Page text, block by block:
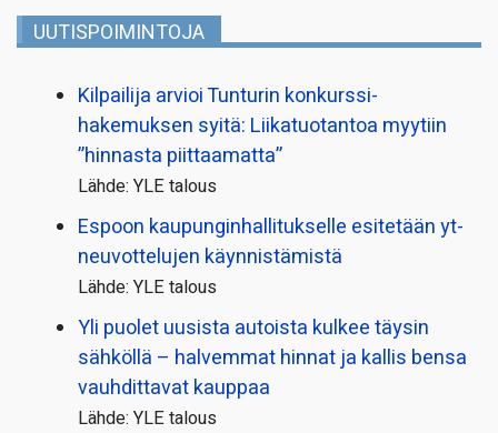
UUTISPOIMINTOJA
Kilpailija arvioi Tunturin konkurssi­
hakemuksen syitä: Liikatuotantoa myytiin
”hinnasta piittaamatta”
Lähde: YLE talous
Espoon kaupungin­hallitukselle esitetään yt-
neuvottelujen käynnistämistä
Lähde: YLE talous
Yli puolet uusista autoista kulkee täysin
sähköllä – halvemmat hinnat ja kallis bensa
vauhdittavat kauppaa
Lähde: YLE talous